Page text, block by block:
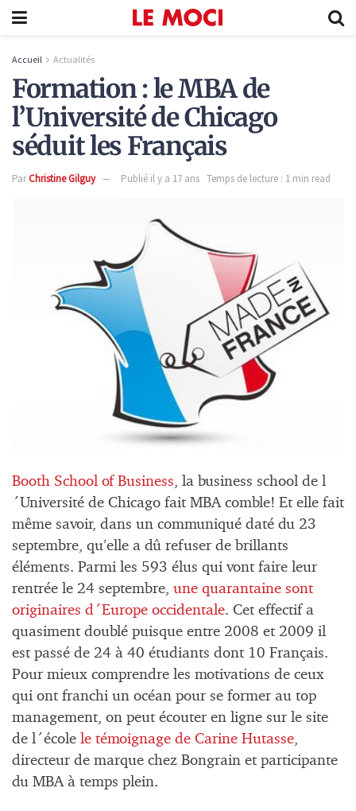
Accueil Actualités
Formation : le MBA de
l’Université de Chicago
séduit les Français
ParChristine Gilguy Publié il y a 17 ans Temps de lecture : 1 min read
Booth School of Business, la business school de l
´Université de Chicago fait MBA comble! Et elle fait
même savoir, dans un communiqué daté du 23
septembre, qu’elle a dû refuser de brillants
éléments. Parmi les 593 élus qui vont faire leur
rentrée le 24 septembre, une quarantaine sont
originaires d´Europe occidentale. Cet effectif a
quasiment doublé puisque entre 2008 et 2009 il
est passé de 24 à 40 étudiants dont 10 Français.
Pour mieux comprendre les motivations de ceux
qui ont franchi un océan pour se former au top
management, on peut écouter en ligne sur le site
de l´école le témoignage de Carine Hutasse,
directeur de marque chez Bongrain et participante
du MBA à temps plein.